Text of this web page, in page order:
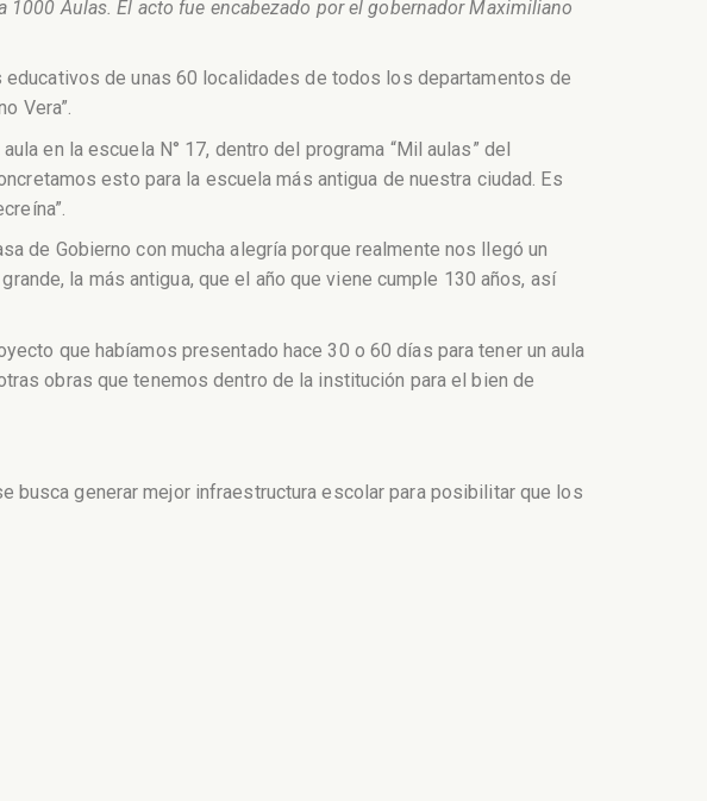
Aulas. El acto fue encabezado por el gobernador Maximiliano
de unas 60 localidades de todos los departamentos de
Vera”.
en la escuela N° 17, dentro del programa “Mil aulas” del
esto para la escuela más antigua de nuestra ciudad. Es
de Gobierno con mucha alegría porque realmente nos llegó un
la más antigua, que el año que viene cumple 130 años, así
que habíamos presentado hace 30 o 60 días para tener un aula
obras que tenemos dentro de la institución para el bien de
busca generar mejor infraestructura escolar para posibilitar que los